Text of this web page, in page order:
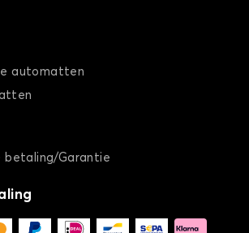
automatten
betaling/Garantie